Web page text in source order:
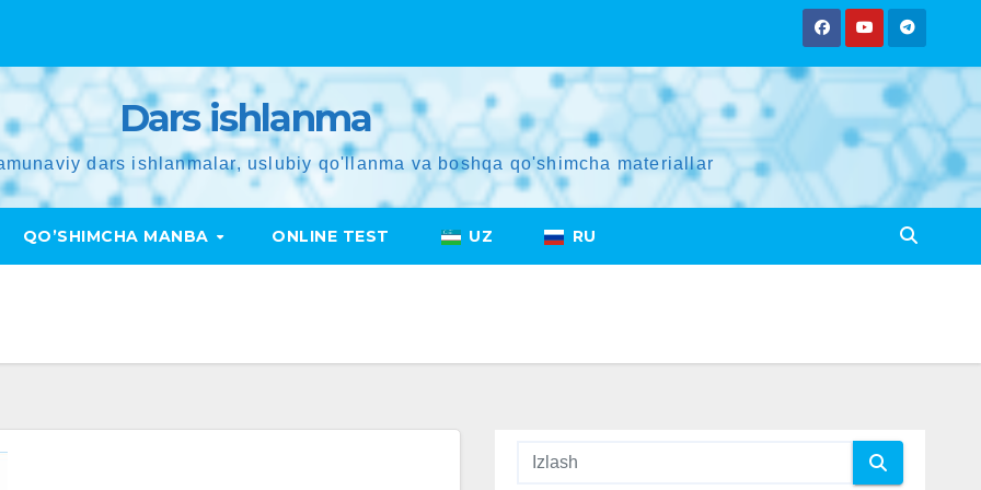
Dars ishlanma
dars ishlanmalar, uslubiy qo'llanma va boshqa qo'shimcha materiallar
QO’SHIMCHA MANBA ONLINE TEST UZ RU